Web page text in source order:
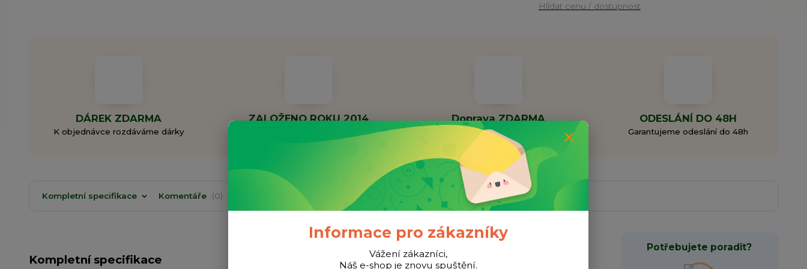
Hlídat cenu / dostupnost
DÁREK ZDARMA
K objednávce rozdáváme dárky
ZALOŽENO ROKU 2014 Doprava ZDARMA
Při objednávce nad 1000 Kč
ODESLÁNÍ DO 48H
Garantujeme odeslání do 48h
Kompletní specifikace Komentáře 0
Kompletní specifikace
Potřebujete poradit?
Informace pro zákazníky
Vážení zákazníci,
Náš e-shop je znovu spuštění.